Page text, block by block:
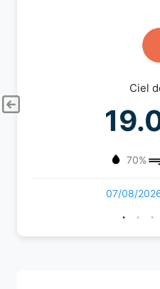
Ciel
70%
07/08/